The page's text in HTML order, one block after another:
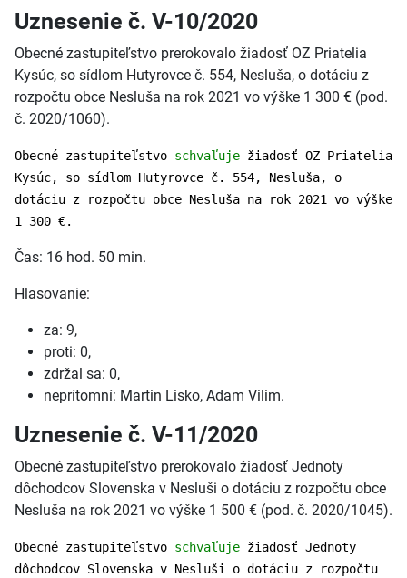
Uznesenie č. V-10/2020
Obecné zastupiteľstvo prerokovalo žiadosť OZ Priatelia
Kysúc, so sídlom Hutyrovce č. 554, Nesluša, o dotáciu z
rozpočtu obce Nesluša na rok 2021 vo výške 1 300 € (pod.
č. 2020/1060).
Obecné zastupiteľstvo schvaľuje žiadosť OZ Priatelia
Kysúc, so sídlom Hutyrovce č. 554, Nesluša, o
dotáciu z rozpočtu obce Nesluša na rok 2021 vo výške
1 300 €.
Čas: 16 hod. 50 min.
Hlasovanie:
za: 9,
proti: 0,
zdržal sa: 0,
neprítomní: Martin Lisko, Adam Vilim.
Uznesenie č. V-11/2020
Obecné zastupiteľstvo prerokovalo žiadosť Jednoty
dôchodcov Slovenska v Nesluši o dotáciu z rozpočtu obce
Nesluša na rok 2021 vo výške 1 500 € (pod. č. 2020/1045).
Obecné zastupiteľstvo schvaľuje žiadosť Jednoty
dôchodcov Slovenska v Nesluši o dotáciu z rozpočtu